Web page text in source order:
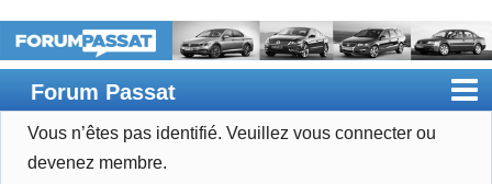
Forum Passat
Accueil
Vous n’êtes pas identifié. Veuillez vous connecter ou
devenez membre.